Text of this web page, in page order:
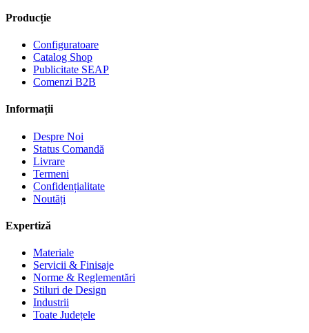
Producție
Configuratoare
Catalog Shop
Publicitate SEAP
Comenzi B2B
Informații
Despre Noi
Status Comandă
Livrare
Termeni
Confidențialitate
Noutăți
Expertiză
Materiale
Servicii & Finisaje
Norme & Reglementări
Stiluri de Design
Industrii
Toate Județele